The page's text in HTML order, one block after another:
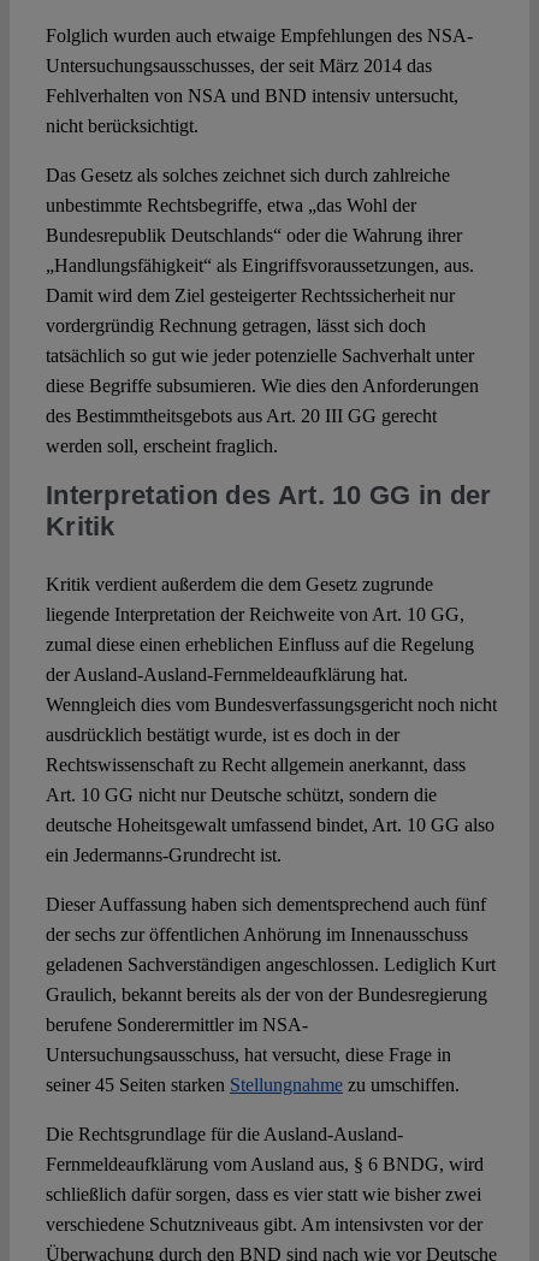
Folglich wurden auch etwaige Empfehlungen des NSA-
Untersuchungsausschusses, der seit März 2014 das
Fehlverhalten von NSA und BND intensiv untersucht,
nicht berücksichtigt.
Das Gesetz als solches zeichnet sich durch zahlreiche
unbestimmte Rechtsbegriffe, etwa „das Wohl der
Bundesrepublik Deutschlands“ oder die Wahrung ihrer
„Handlungsfähigkeit“ als Eingriffsvoraussetzungen, aus.
Damit wird dem Ziel gesteigerter Rechtssicherheit nur
vordergründig Rechnung getragen, lässt sich doch
tatsächlich so gut wie jeder potenzielle Sachverhalt unter
diese Begriffe subsumieren. Wie dies den Anforderungen
des Bestimmtheitsgebots aus Art. 20 III GG gerecht
werden soll, erscheint fraglich.
Interpretation des Art. 10 GG in der
Kritik
Kritik verdient außerdem die dem Gesetz zugrunde
liegende Interpretation der Reichweite von Art. 10 GG,
zumal diese einen erheblichen Einfluss auf die Regelung
der Ausland-Ausland-Fernmeldeaufklärung hat.
Wenngleich dies vom Bundesverfassungsgericht noch nicht
ausdrücklich bestätigt wurde, ist es doch in der
Rechtswissenschaft zu Recht allgemein anerkannt, dass
Art. 10 GG nicht nur Deutsche schützt, sondern die
deutsche Hoheitsgewalt umfassend bindet, Art. 10 GG also
ein Jedermanns-Grundrecht ist.
Dieser Auffassung haben sich dementsprechend auch fünf
der sechs zur öffentlichen Anhörung im Innenausschuss
geladenen Sachverständigen angeschlossen. Lediglich Kurt
Graulich, bekannt bereits als der von der Bundesregierung
berufene Sonderermittler im NSA-
Untersuchungsausschuss, hat versucht, diese Frage in
seiner 45 Seiten starken Stellungnahmezu umschiffen.
Die Rechtsgrundlage für die Ausland-Ausland-
Fernmeldeaufklärung vom Ausland aus, § 6 BNDG, wird
schließlich dafür sorgen, dass es vier statt wie bisher zwei
verschiedene Schutzniveaus gibt. Am intensivsten vor der
Überwachung durch den BND sind nach wie vor Deutsche